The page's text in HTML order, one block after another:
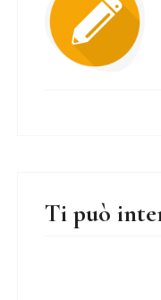
Ti può